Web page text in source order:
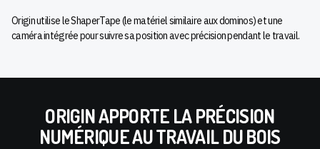
Origin utilise le ShaperTape (le matériel similaire aux dominos) et une
caméra intégrée pour suivre sa position avec précision pendant le travail.
ORIGIN APPORTE LA PRÉCISION
NUMÉRIQUE AU TRAVAIL DU BOIS